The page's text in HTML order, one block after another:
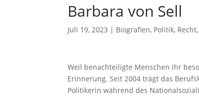
Barbara von Sell
Juli 19, 2023 | Biografien, Politik,
Weil benachteiligte Menschen ihr
Erinnerung. Seit 2004 trägt das
Politikerin während des